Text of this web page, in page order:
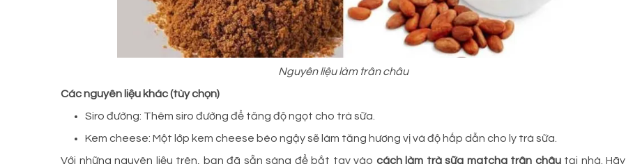
Nguyên liệu làm trân châu
Các nguyên liệu khác (tùy chọn)
Siro đường: Thêm siro đường để tăng độ ngọt cho trà sữa.
Kem cheese: Một lớp kem cheese béo ngậy sẽ làm tăng hương vị và độ hấp dẫn cho ly trà sữa.
Với những nguyên liệu trên, bạn đã sẵn sàng để bắt tay vào cách làm trà sữa matcha trân châutại nhà. Hãy